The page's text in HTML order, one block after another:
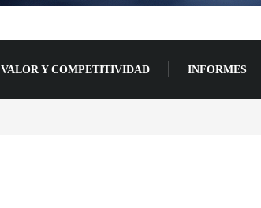
VALOR Y COMPETITIVIDAD INFORMES